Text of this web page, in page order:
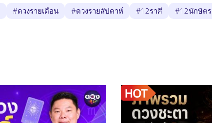
#ดวงรายเดือน #ดวงรายสัปดาห์ #12ราศี #12นักษัตร